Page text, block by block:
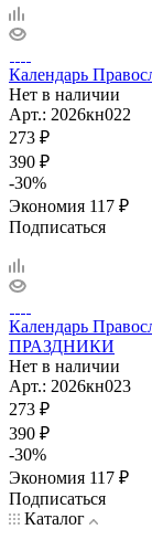
Календарь
Нет в наличии
Арт.: 2026кн022
273 ₽
390 ₽
-30%
Экономия 117 ₽
Подписаться
Календарь
ПРАЗДНИКИ
Нет в наличии
Арт.: 2026кн023
273 ₽
390 ₽
-30%
Экономия 117 ₽
Подписаться
Каталог